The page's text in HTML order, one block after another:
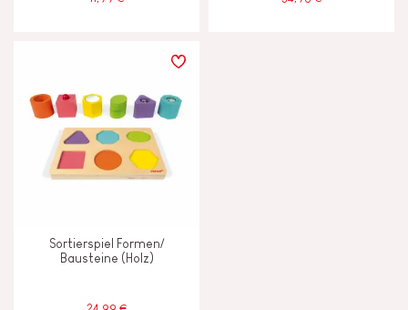
Sortierspiel Formen/
Bausteine (Holz)